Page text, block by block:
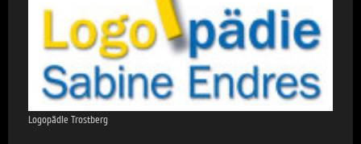
Logopädie Trostberg